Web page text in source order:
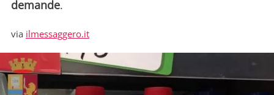
demande.
via ilmessaggero.it